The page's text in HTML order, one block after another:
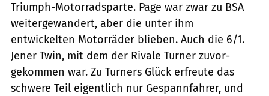
Triumph-Motorradsparte. Page war zwar zu BSA
weitergewandert, aber die unter ihm
entwickelten ­Motorräder blieben. Auch die 6/1.
Jener Twin, mit dem der Rivale Turner zuvor­
gekommen war. Zu Turners Glück erfreute das
schwere Teil eigentlich nur Gespann­fahrer, und